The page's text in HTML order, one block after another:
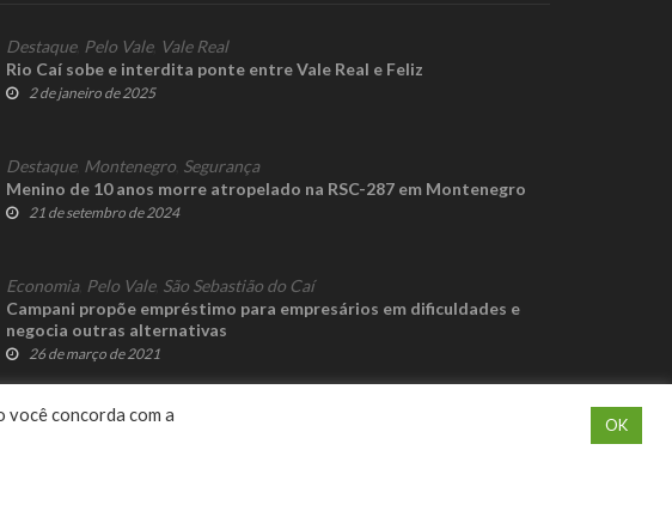
Destaque, Pelo Vale, Vale Real
Rio Caí sobe e interdita ponte entre Vale Real e Feliz
2 de janeiro de 2025
Destaque, Montenegro Segurança
Menino de 10 anos morre atropelado na RSC-287 em Montenegro
21 de setembro de 2024
Economia, Pelo Vale, São Sebastião do Caí
Campani propõe empréstimo para empresários em dificuldades e
negocia outras alternativas
26 de março de 2021
você concorda com a
OK